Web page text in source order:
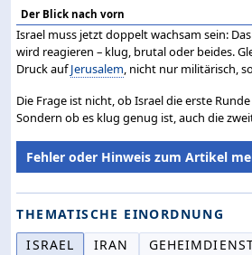
Der Blick nach vorn
Israel muss jetzt doppelt wachsam sein:
wird reagieren – klug, brutal oder beides.
Druck aufJerusalem, nicht nur militärisch,
Die Frage ist nicht, ob Israel die erste
Sondern ob es klug genug ist, auch die
Fehler oder Hinweis zum Artikel
THEMATISCHE EINORDNUNG
ISRAEL
IRAN